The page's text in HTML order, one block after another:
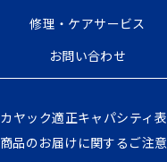
修理・ケアサービス
お問い合わせ
カヤック適正キャパシティ表
商品のお届けに関するご注意